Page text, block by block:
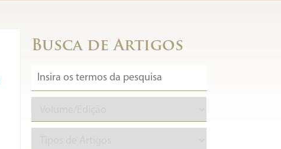
Busca de Artigos